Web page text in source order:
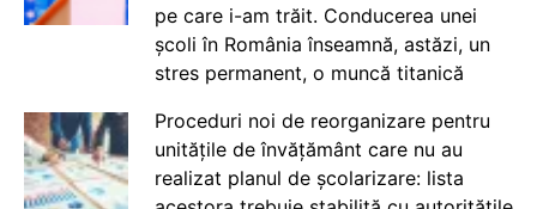
pe care i-am trăit. Conducerea unei
școli în România înseamnă, astăzi, un
stres permanent, o muncă titanică
Proceduri noi de reorganizare pentru
unitățile de învățământ care nu au
realizat planul de școlarizare: lista